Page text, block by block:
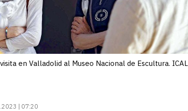
en Valladolid al Museo Nacional de Escultura. ICAL
| 07:20